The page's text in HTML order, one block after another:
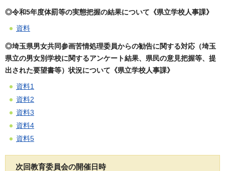
◎令和5年度体罰等の実態把握の結果について《県立学校人事課》
資料
◎埼玉県男女共同参画苦情処理委員からの勧告に関する対応（埼玉
県立の男女別学校に関するアンケート結果、県民の意見把握等、提
出された要望書等）状況について《県立学校人事課》
資料1
資料2
資料3
資料4
資料5
次回教育委員会の開催日時